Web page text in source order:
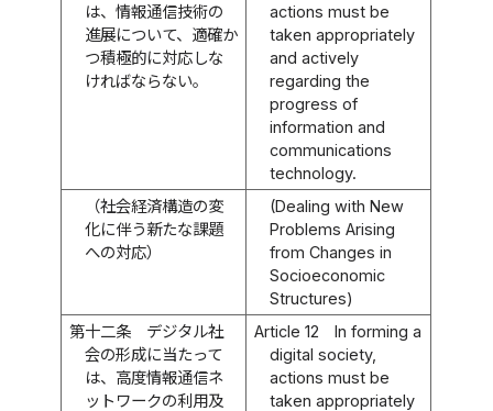
は、情報通信技術の
進展について、適確か
つ積極的に対応しな
ければならない。
actions must be
taken appropriately
and actively
regarding the
progress of
information and
communications
technology.
（社会経済構造の変
化に伴う新たな課題
への対応）
(Dealing with New
Problems Arising
from Changes in
Socioeconomic
Structures)
第十二条
デジタル社
会の形成に当たって
は、高度情報通信ネ
ットワークの利用及
Article 12
In forming a
digital society,
actions must be
taken appropriately